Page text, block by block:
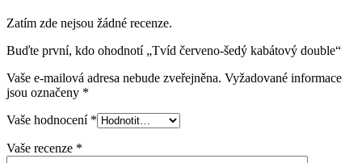
Zatím zde nejsou žádné recenze.
Buďte první, kdo ohodnotí „Tvíd červeno-šedý kabátový double“
Vaše e-mailová adresa nebude zveřejněna. Vyžadované informace
jsou označeny *
Vaše hodnocení *
Vaše recenze *